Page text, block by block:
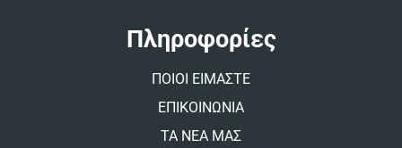
Πληροφορίες
ΠΟΙΟΙ ΕΙΜΑΣΤΕ
ΕΠΙΚΟΙΝΩΝΙΑ
ΤΑ ΝΕΑ ΜΑΣ